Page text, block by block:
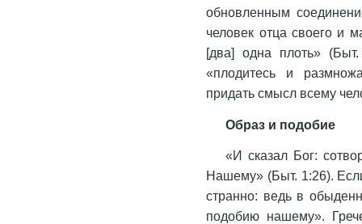
обновленным
человек отца своего и
[два] одна плоть»
«плодитесь и
придать смысл всему
Образ и подобие
«И сказал Бог:
Нашему» (Быт. 1:26).
странно: ведь в
подобию нашему».